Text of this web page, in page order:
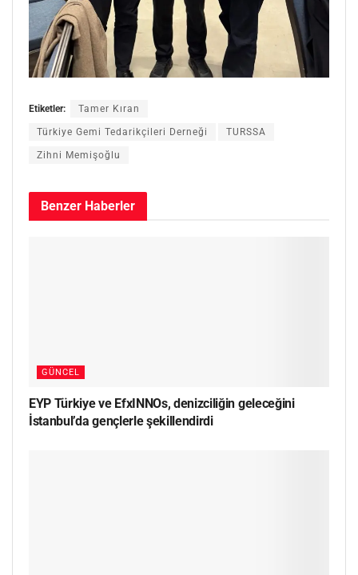
Etiketler: Tamer Kıran
Türkiye Gemi Tedarikçileri Derneği TURSSA
Zihni Memişoğlu
Benzer Haberler
GÜNCEL
EYP Türkiye ve EfxINNOs, denizciliğin geleceğini
İstanbul’da gençlerle şekillendirdi